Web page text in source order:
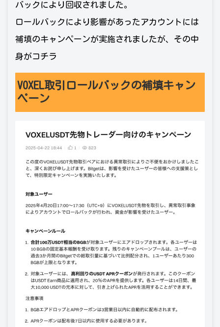
バックにより回収されました。
ロールバックにより影響があったアカウントには
補填のキャンペーンが実施されましたが、その中
身がコチラ
VOXEL取引ロールバックの補填キャン
ペーン